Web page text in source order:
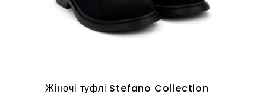
Жіночі туфлі Stefano Collection